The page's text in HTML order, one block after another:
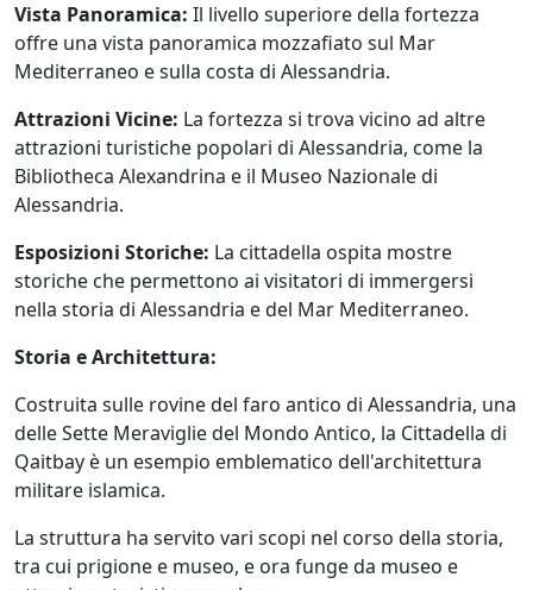
Vista Panoramica: Il livello superiore della fortezza
offre una vista panoramica mozzafiato sul Mar
Mediterraneo e sulla costa di Alessandria.
Attrazioni Vicine: La fortezza si trova vicino ad altre
attrazioni turistiche popolari di Alessandria, come la
Bibliotheca Alexandrina e il Museo Nazionale di
Alessandria.
Esposizioni Storiche: La cittadella ospita mostre
storiche che permettono ai visitatori di immergersi
nella storia di Alessandria e del Mar Mediterraneo.
Storia e Architettura:
Costruita sulle rovine del faro antico di Alessandria, una
delle Sette Meraviglie del Mondo Antico, la Cittadella di
Qaitbay è un esempio emblematico dell'architettura
militare islamica.
La struttura ha servito vari scopi nel corso della storia,
tra cui prigione e museo, e ora funge da museo e